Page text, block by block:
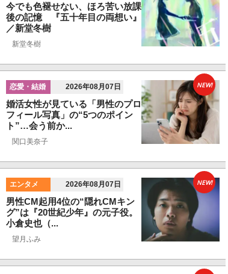
今でも色褪せない、ほろ苦い放課
後の記憶 『五十年目の両想い』
／新堂冬樹
新堂冬樹
恋愛・結婚 2026年08月07日
婚活女性が見ている「男性のプロ
フィール写真」の“5つのポイン
ト”…会う前か...
関口美奈子
NEW!
エンタメ 2026年08月07日
男性CM起用4位の“隠れCMキン
グ”は『20世紀少年』の元子役。
小倉史也（...
望月ふみ
NEW!